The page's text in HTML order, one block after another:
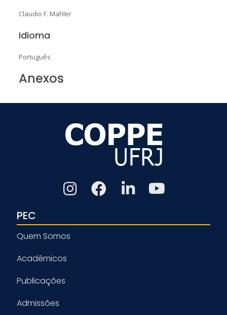
Claudio F. Mahler
Idioma
Português
Anexos
PEC
Quem Somos
Acadêmicos
Publicações
Admissões